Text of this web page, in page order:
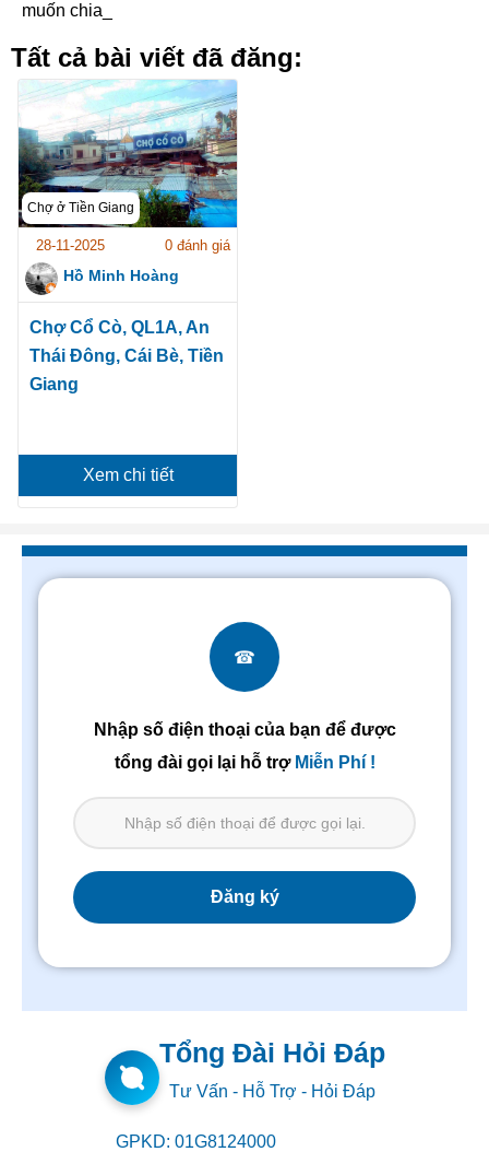
muốn chia s_
Tất cả bài viết đã đăng:
Chợ ở Tiền Giang
28-11-2025 0 đánh giá
Hồ Minh Hoàng
Chợ Cổ Cò, QL1A, An
Thái Đông, Cái Bè, Tiền
Giang
Xem chi tiết
☎
Nhập số điện thoại của bạn để được
tổng đài gọi lại hỗ trợ Miễn Phí !
Tổng Đài Hỏi Đáp
Tư Vấn - Hỗ Trợ - Hỏi Đáp
GPKD: 01G8124000